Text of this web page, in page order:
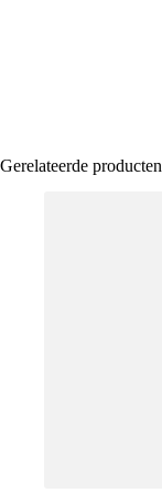
Gerelateerde producten